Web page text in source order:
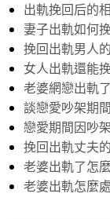
出軌挽回后的
妻子出軌如何
挽回出軌男人
女人出軌還能
老婆網戀出軌
談戀愛吵架期
戀愛期間因吵
挽回出軌丈夫
老婆出軌了怎
老婆出軌怎麼